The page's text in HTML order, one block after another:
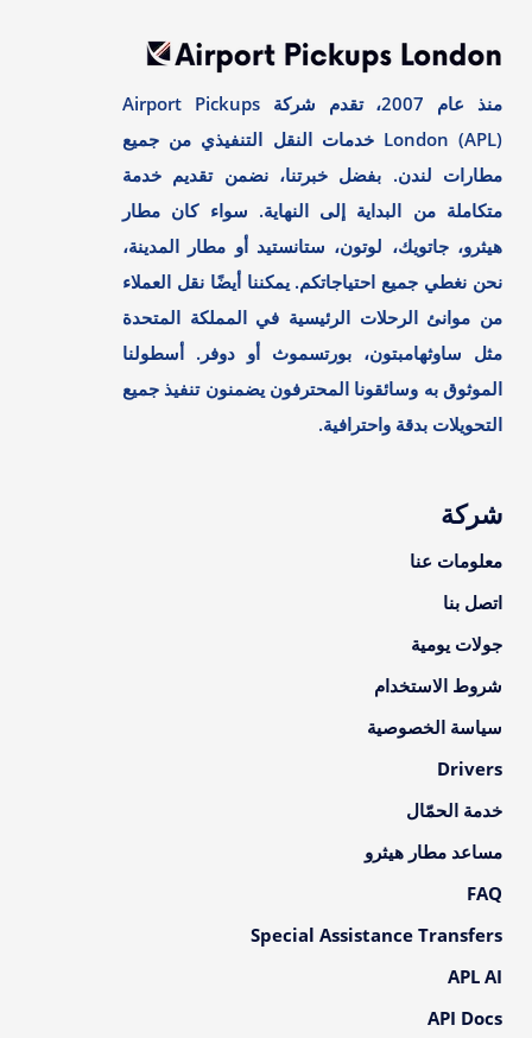
منذ عام 2007، تقدم شركة Airport Pickups
London (APL) خدمات النقل التنفيذي من جميع
مطارات لندن. بفضل خبرتنا، نضمن تقديم خدمة
متكاملة من البداية إلى النهاية. سواء كان مطار
هيثرو، جاتويك، لوتون، ستانستيد أو مطار المدينة،
نحن نغطي جميع احتياجاتكم. يمكننا أيضًا نقل العملاء
من موانئ الرحلات الرئيسية في المملكة المتحدة
مثل ساوثهامبتون، بورتسموث أو دوفر. أسطولنا
الموثوق به وسائقونا المحترفون يضمنون تنفيذ جميع
التحويلات بدقة واحترافية.
شركة
معلومات عنا
اتصل بنا
جولات يومية
شروط الاستخدام
سياسة الخصوصية
Drivers
خدمة الحمّال
مساعد مطار هيثرو
FAQ
Special Assistance Transfers
APL AI
API Docs